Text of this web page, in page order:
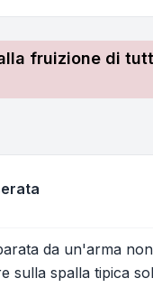
fruizione di
da un'arma
sulla spalla tipica